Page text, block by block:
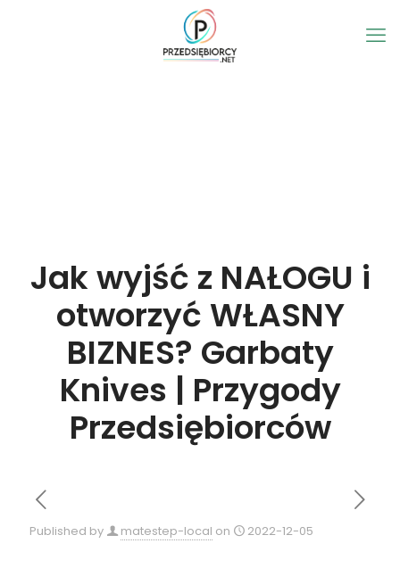
Jak wyjść z NAŁOGU i
otworzyć WŁASNY
BIZNES? Garbaty
Knives | Przygody
Przedsiębiorców
Published by matestep-local on 2022-12-05